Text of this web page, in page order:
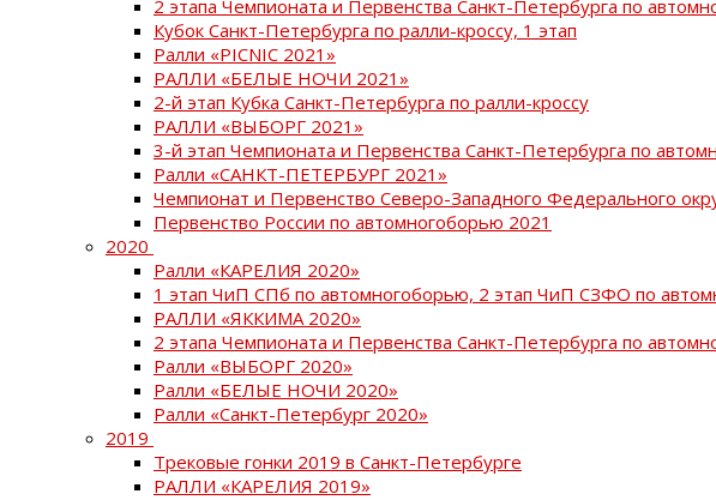
2 этапа Чемпионата и Первенства Санкт-Петербурга по
Кубок Санкт-Петербурга по ралли-кроссу, 1 этап
Ралли «PICNIC 2021»
РАЛЛИ «БЕЛЫЕ НОЧИ 2021»
2-й этап Кубка Санкт-Петербурга по ралли-кроссу
РАЛЛИ «ВЫБОРГ 2021»
3-й этап Чемпионата и Первенства Санкт-Петербурга по
Ралли «САНКТ-ПЕТЕРБУРГ 2021»
Чемпионат и Первенство Северо-Западного Федерального
Первенство России по автомногоборью 2021
2020
Ралли «КАРЕЛИЯ 2020»
1 этап ЧиП СПб по автомногоборью, 2 этап ЧиП СЗФО по
РАЛЛИ «ЯККИМА 2020»
2 этапа Чемпионата и Первенства Санкт-Петербурга по
Ралли «ВЫБОРГ 2020»
Ралли «БЕЛЫЕ НОЧИ 2020»
Ралли «Санкт-Петербург 2020»
2019
Трековые гонки 2019 в Санкт-Петербурге
РАЛЛИ «КАРЕЛИЯ 2019»